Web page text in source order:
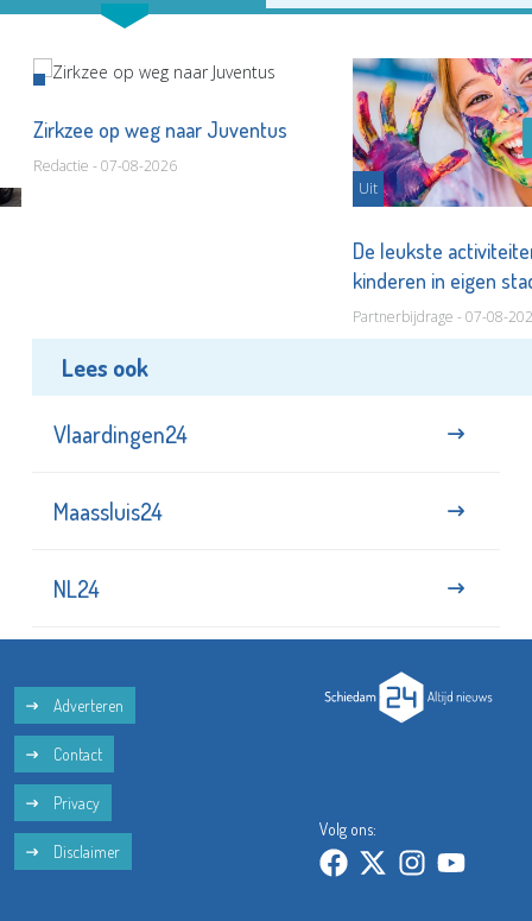
Zirkzee op weg naar Juventus
Redactie - 07-08-2026
Uit
De leukste
kinderen in eigen
Partnerbijdrage - 07-08-
Lees ook
Vlaardingen24
Maassluis24
NL24
Adverteren
Contact
Privacy
Disclaimer
Volg ons: